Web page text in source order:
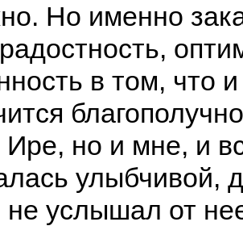
Но именно
в том, что
Ире, но и мне, и
улыбчивой,
не услышал от